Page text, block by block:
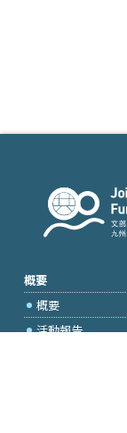
概要
概要
活動報告